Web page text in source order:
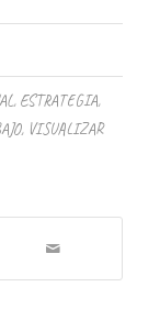
, ESTRATEGIA,
, VISUALIZAR